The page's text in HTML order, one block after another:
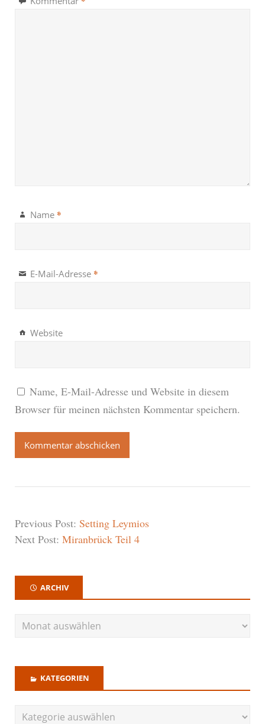
Name *
E-Mail-Adresse *
Website
Name, E-Mail-Adresse und Website in diesem
Browser für meinen nächsten Kommentar speichern.
Previous Post: Setting Leymios
Next Post: Miranbrück Teil 4
ARCHIV
KATEGORIEN